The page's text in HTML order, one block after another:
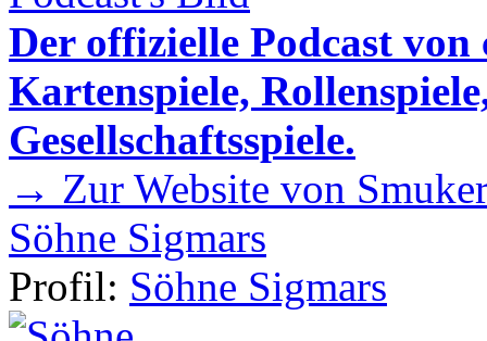
Der offizielle Podcast
Kartenspiele,
Gesellschaftsspiele.
→ Zur Website von
Söhne Sigmars
Profil: Söhne Sigmars